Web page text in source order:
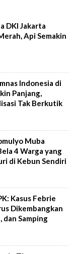
DKI Jakarta
Api Semakin
Indonesia di
Panjang,
Tak Berkutik
Muba
4 Warga yang
di Kebun Sendiri
Kasus Febrie
Dikembangkan
dan Samping